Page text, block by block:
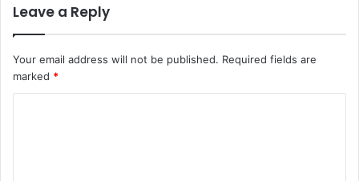
Leave a Reply
Your email address will not be published. Required fields are
marked *